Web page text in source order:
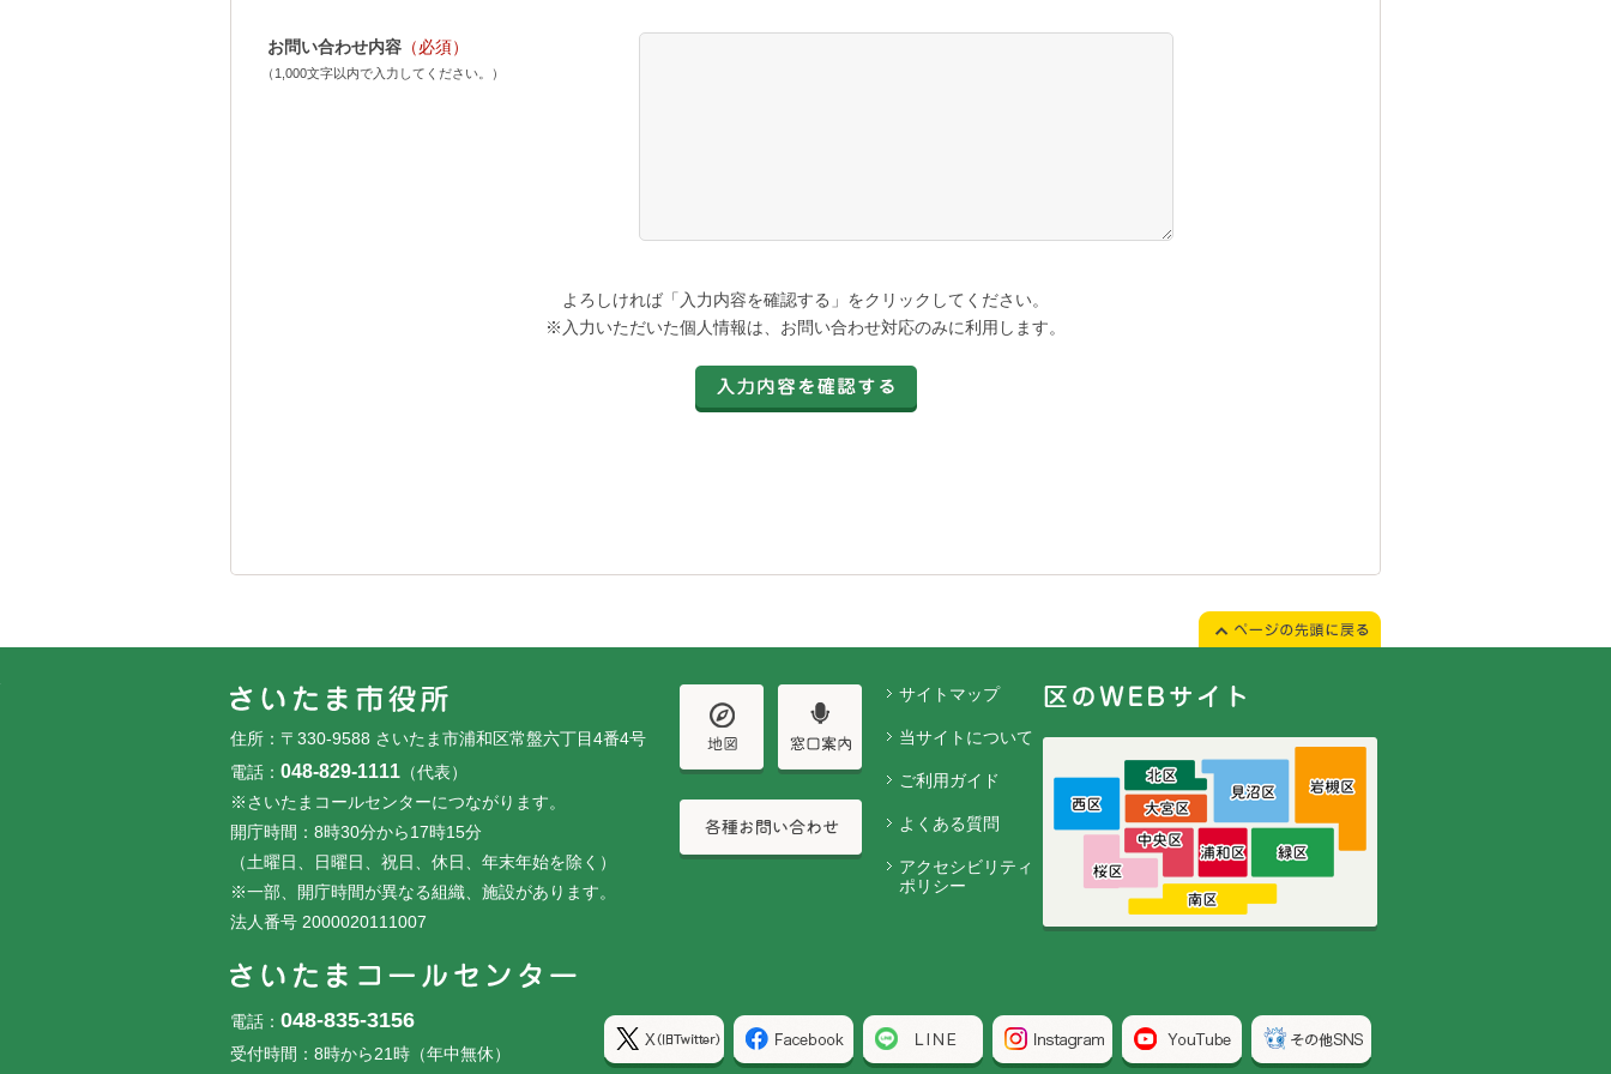
お問い合わせ内容 （必須）
（1,000文字以内で入力してください。）
よろしければ「入力内容を確認する」をクリックしてください。
※入力いただいた個人情報は、お問い合わせ対応のみに利用します。
住所：〒330-9588 さいたま市浦和区常盤六丁目4番4号
電話： 048-829-1111 （代表）
※さいたまコールセンターにつながります。
開庁時間：8時30分から17時15分
（土曜日、日曜日、祝日、休日、年末年始を除く）
※一部、開庁時間が異なる組織、施設があります。
法人番号 2000020111007
電話： 048-835-3156
受付時間：8時から21時（年中無休）
サイトマップ
当サイトについて
ご利用ガイド
よくある質問
アクセシビリティ
ポリシー